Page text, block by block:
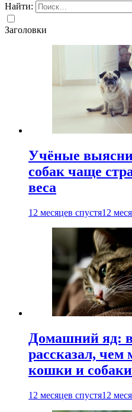
Найти:
Заголовки
Учёные
собак чаще
веса
12 месяцев спустя12
Домашний яд:
рассказал, чем
кошки и
12 месяцев спустя12